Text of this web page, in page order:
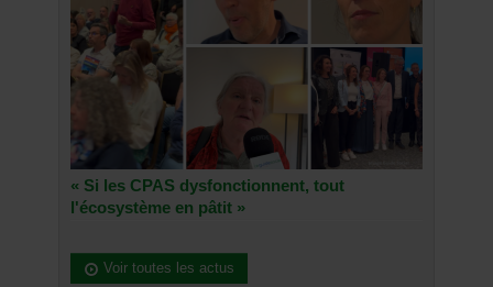
« Si les CPAS dysfonctionnent, tout
l'écosystème en pâtit »
Voir toutes les actus